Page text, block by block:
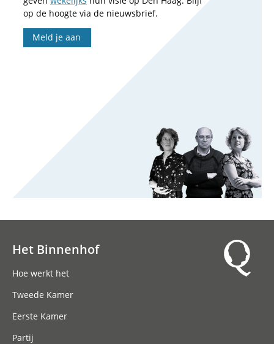
op de hoogte via de nieuwsbrief.
Meld je aan
Het Binnenhof
Hoe werkt het
Tweede Kamer
Eerste Kamer
Partij